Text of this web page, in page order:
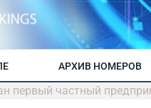
АРХИВ НОМЕРОВ
первый частный